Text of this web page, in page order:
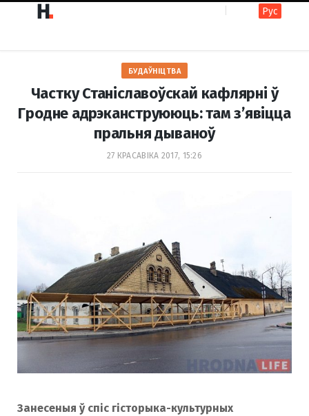
c
o
o
k
s
g
r
a
Рус
БУДАЎНІЦТВА
Частку Станіславоўскай кафлярнi ў
Гродне адрэканструююць: там з’явіцца
пральня дываноў
27 КРАСАВІКА 2017, 15:26
Занесеныя ў спіс гісторыка-культурных